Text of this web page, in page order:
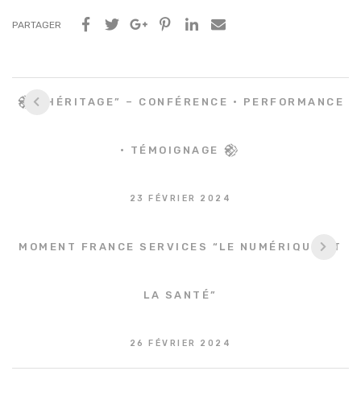
PARTAGER
Navigation
entre
𒆙 “HÉRITAGE” – CONFÉRENCE • PERFORMANCE
• TÉMOIGNAGE 𒆙
23 FÉVRIER 2024
MOMENT FRANCE SERVICES “LE NUMÉRIQUE ET
LA SANTÉ”
26 FÉVRIER 2024